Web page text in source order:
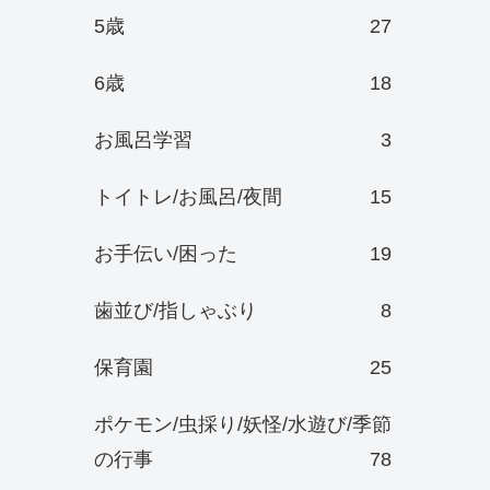
5歳 27
6歳 18
お風呂学習 3
トイトレ/お風呂/夜間 15
お手伝い/困った 19
歯並び/指しゃぶり 8
保育園 25
ポケモン/虫採り/妖怪/水遊び/季節
の行事
78